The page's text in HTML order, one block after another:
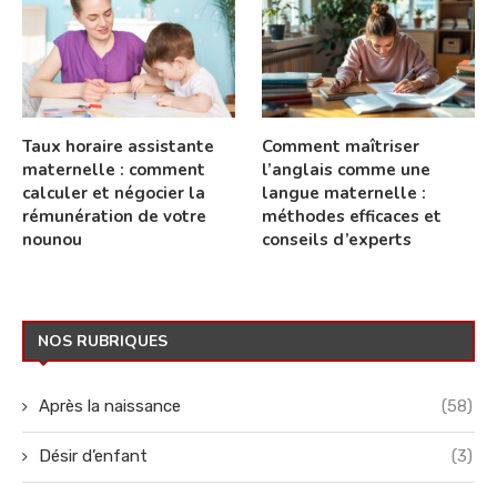
Taux horaire assistante
maternelle : comment
calculer et négocier la
rémunération de votre
nounou
Comment maîtriser
l’anglais comme une
langue maternelle :
méthodes efficaces et
conseils d’experts
NOS RUBRIQUES
Après la naissance (58)
Désir d’enfant (3)